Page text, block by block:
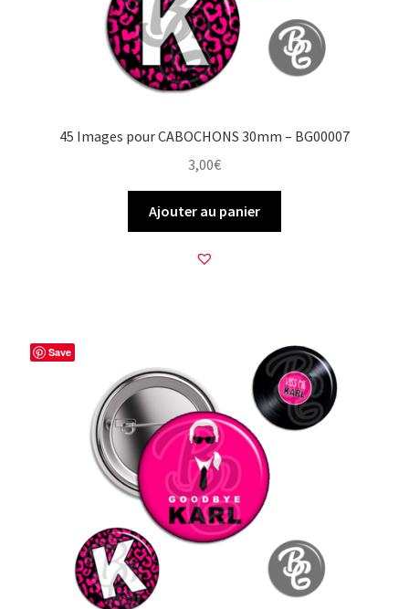
45 Images pour CABOCHONS 30mm – BG00007
3,00€
Ajouter au panier
Save